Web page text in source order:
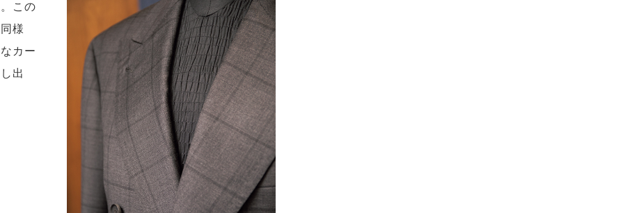
この
様
カー
出